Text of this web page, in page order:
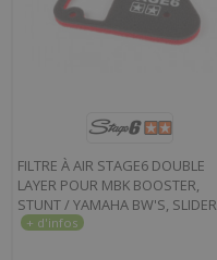
FILTRE À AIR STAGE6 DOUBLE
LAYER POUR MBK BOOSTER,
STUNT / YAMAHA BW'S, SLIDER